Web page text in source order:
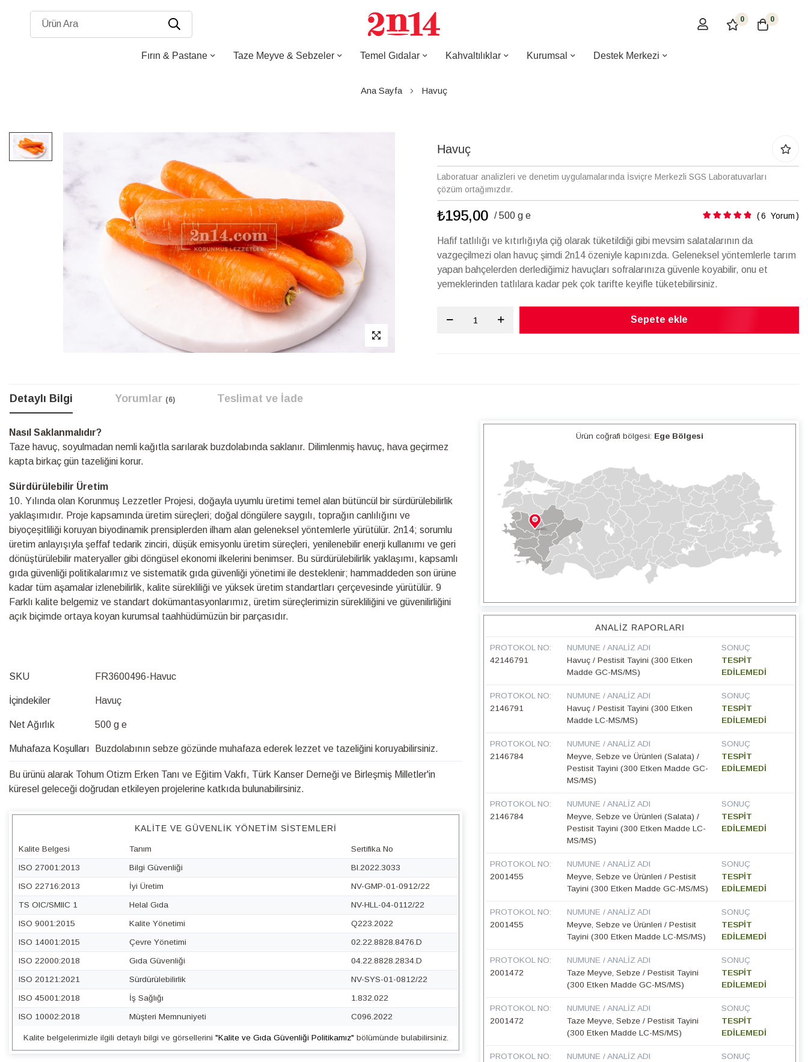
Ürün Ara 0 0
Fırın & Pastane Taze Meyve & Sebzeler Temel Gıdalar Kahvaltılıklar Kurumsal Destek Merkezi
Ana Sayfa Havuç
Resim
galerisinin
başına
Havuç
Laboratuar analizleri ve denetim uygulamalarında İsviçre Merkezli SGS Laboratuvarları
çözüm ortağımızdır.
₺195,00 / 500 g e Puanlama: 6 Yorum
Hafif tatlılığı ve kıtırlığıyla çiğ olarak tüketildiği gibi mevsim salatalarının da
vazgeçilmezi olan havuç şimdi 2n14 özeniyle kapınızda. Geleneksel yöntemlerle tarım
yapan bahçelerden derlediğimiz havuçları sofralarınıza güvenle koyabilir, onu et
yemeklerinden tatlılara kadar pek çok tarifte keyifle tüketebilirsiniz.
Sepete ekle
Detaylı Bilgi
Ürün coğrafi bölgesi: Ege Bölgesi
ANALIZ RAPORLARI
PROTOKOL NO:
42146791
NUMUNE / ANALIZ ADI
Havuç / Pestisit Tayini (300 Etken
Madde GC-MS/MS)
SONUÇ
TESPİT
EDİLEMEDİ
PROTOKOL NO:
2146791
NUMUNE / ANALIZ ADI
Havuç / Pestisit Tayini (300 Etken
Madde LC-MS/MS)
SONUÇ
TESPİT
EDİLEMEDİ
PROTOKOL NO:
2146784
NUMUNE / ANALIZ ADI
Meyve, Sebze ve Ürünleri (Salata) /
Pestisit Tayini (300 Etken Madde GC-
MS/MS)
SONUÇ
TESPİT
EDİLEMEDİ
PROTOKOL NO:
2146784
NUMUNE / ANALIZ ADI
Meyve, Sebze ve Ürünleri (Salata) /
Pestisit Tayini (300 Etken Madde LC-
MS/MS)
SONUÇ
TESPİT
EDİLEMEDİ
PROTOKOL NO:
2001455
NUMUNE / ANALIZ ADI
Meyve, Sebze ve Ürünleri / Pestisit
Tayini (300 Etken Madde GC-MS/MS)
SONUÇ
TESPİT
EDİLEMEDİ
PROTOKOL NO:
2001455
NUMUNE / ANALIZ ADI
Meyve, Sebze ve Ürünleri / Pestisit
Tayini (300 Etken Madde LC-MS/MS)
SONUÇ
TESPİT
EDİLEMEDİ
PROTOKOL NO:
2001472
NUMUNE / ANALIZ ADI
Taze Meyve, Sebze / Pestisit Tayini
(300 Etken Madde GC-MS/MS)
SONUÇ
TESPİT
EDİLEMEDİ
PROTOKOL NO:
2001472
NUMUNE / ANALIZ ADI
Taze Meyve, Sebze / Pestisit Tayini
(300 Etken Madde LC-MS/MS)
SONUÇ
TESPİT
EDİLEMEDİ
PROTOKOL NO:
NUMUNE / ANALIZ ADI
SONUÇ
Detaylı
Bilgi
Nasıl Saklanmalıdır?
Taze havuç, soyulmadan nemli kağıtla sarılarak buzdolabında saklanır. Dilimlenmiş havuç, hava geçirmez
kapta birkaç gün tazeliğini korur.
Sürdürülebilir Üretim
10.⁠ ⁠Yılında olan Korunmuş Lezzetler Projesi, doğayla uyumlu üretimi temel alan bütüncül bir sürdürülebilirlik
yaklaşımıdır. Proje kapsamında üretim süreçleri; doğal döngülere saygılı, toprağın canlılığını ve
biyoçeşitliliği koruyan biyodinamik prensiplerden ilham alan geleneksel yöntemlerle yürütülür. 2n14; sorumlu
üretim anlayışıyla şeffaf tedarik zinciri, düşük emisyonlu üretim süreçleri, yenilenebilir enerji kullanımı ve geri
dönüştürülebilir materyaller gibi döngüsel ekonomi ilkelerini benimser. Bu sürdürülebilirlik yaklaşımı, kapsamlı
gıda güvenliği politikalarımız ve sistematik gıda güvenliği yönetimi ile desteklenir; hammaddeden son ürüne
kadar tüm aşamalar izlenebilirlik, kalite sürekliliği ve yüksek üretim standartları çerçevesinde yürütülür. 9
Farklı kalite belgemiz ve standart dokümantasyonlarımız, üretim süreçlerimizin sürekliliğini ve güvenilirliğini
açık biçimde ortaya koyan kurumsal taahhüdümüzün bir parçasıdır.
SKU FR3600496-Havuc
İçindekiler Havuç
Net Ağırlık 500 g e
Muhafaza Koşulları Buzdolabının sebze gözünde muhafaza ederek lezzet ve tazeliğini koruyabilirsiniz.
Bu ürünü alarak Tohum Otizm Erken Tanı ve Eğitim Vakfı, Türk Kanser Derneği ve Birleşmiş Milletler'in
küresel geleceği doğrudan etkileyen projelerine katkıda bulunabilirsiniz.
KALITE VE GÜVENLIK YÖNETIM SISTEMLERI
Kalite Belgesi Tanım Sertifika No
ISO 27001:2013 Bilgi Güvenliği BI.2022.3033
ISO 22716:2013 İyi Üretim NV-GMP-01-0912/22
TS OIC/SMIIC 1 Helal Gıda NV-HLL-04-0112/22
ISO 9001:2015 Kalite Yönetimi Q223.2022
ISO 14001:2015 Çevre Yönetimi 02.22.8828.8476.D
ISO 22000:2018 Gıda Güvenliği 04.22.8828.2834.D
ISO 20121:2021 Sürdürülebilirlik NV-SYS-01-0812/22
ISO 45001:2018 İş Sağlığı 1.832.022
ISO 10002:2018 Müşteri Memnuniyeti C096.2022
Kalite belgelerimizle ilgili detaylı bilgi ve görsellerini "Kalite ve Gıda Güvenliği Politikamız" bölümünde bulabilirsiniz.
Yorumlar 6 Teslimat ve İade